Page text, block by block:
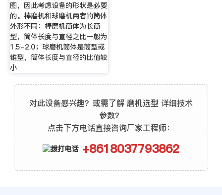
图，因此考虑设备的形状是必要
的。棒磨机和球磨机两者的筒体
外形不同：棒磨机筒体为长筒
型，筒体长度与直径之比一般为
1.5-2.0；球磨机筒体是筒型或
锥型，筒体长度与直径的比值较
小
对此设备感兴趣？或需了解 磨机选型 详细技术
参数？
点击下方电话直接咨询厂家工程师：
+8618037793862